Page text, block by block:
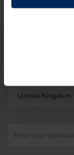
United Kingdom